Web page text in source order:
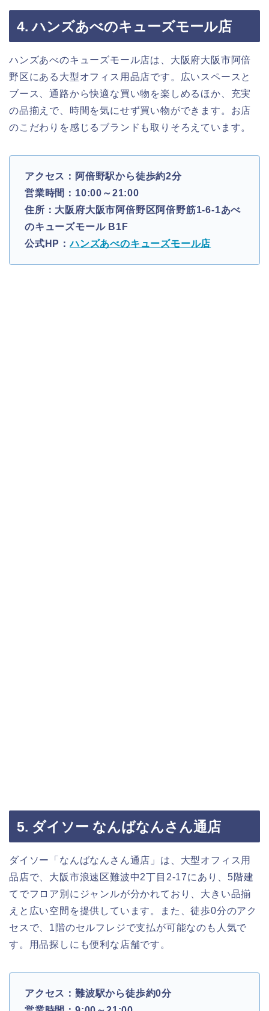
4. ハンズあべのキューズモール店
ハンズあべのキューズモール店は、大阪府大阪市阿倍
野区にある大型オフィス用品店です。広いスペースと
ブース、通路から快適な買い物を楽しめるほか、充実
の品揃えで、時間を気にせず買い物ができます。お店
のこだわりを感じるブランドも取りそろえています。
アクセス：阿倍野駅から徒歩約2分
営業時間：10:00～21:00
住所：大阪府大阪市阿倍野区阿倍野筋1-6-1あべ
のキューズモール B1F
公式HP：ハンズあべのキューズモール店
5. ダイソー なんばなんさん通店
ダイソー「なんばなんさん通店」は、大型オフィス用
品店で、大阪市浪速区難波中2丁目2-17にあり、5階建
てでフロア別にジャンルが分かれており、大きい品揃
えと広い空間を提供しています。また、徒歩0分のアク
セスで、1階のセルフレジで支払が可能なのも人気で
す。用品探しにも便利な店舗です。
アクセス：難波駅から徒歩約0分